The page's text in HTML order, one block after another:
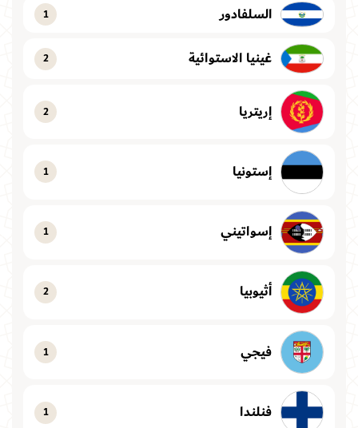
السلفادور 1
غينيا الاستوائية 2
إريتريا 2
إستونيا 1
إسواتيني 1
أثيوبيا 2
فيجي 1
فنلندا 1